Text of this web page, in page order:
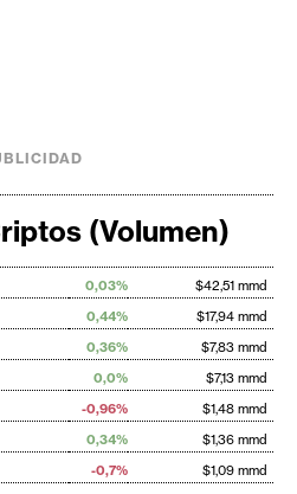
(Volumen)
0,03%
$42,51 mmd
0,44%
$17,94 mmd
0,36%
$7,83 mmd
0,0%
$7,13 mmd
-0,96%
$1,48 mmd
0,34%
$1,36 mmd
-0,7%
$1,09 mmd